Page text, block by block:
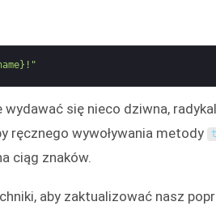
wydawać się nieco dziwna,
ręcznego wywoływania metody
ciąg znaków.
aby zaktualizować nasz